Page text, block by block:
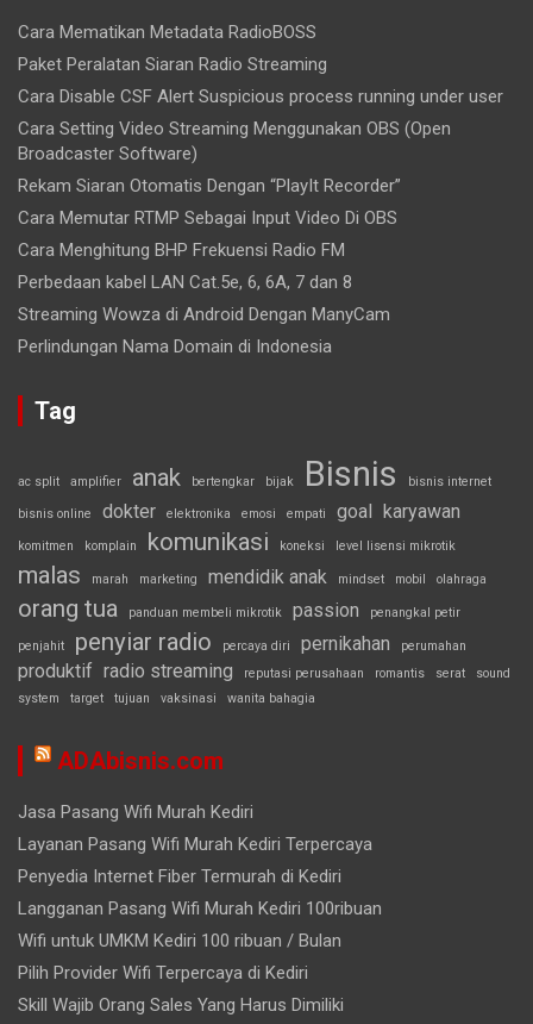
Cara Mematikan Metadata RadioBOSS
Paket Peralatan Siaran Radio Streaming
Cara Disable CSF Alert Suspicious process running under user
Cara Setting Video Streaming Menggunakan OBS (Open
Broadcaster Software)
Rekam Siaran Otomatis Dengan “PlayIt Recorder”
Cara Memutar RTMP Sebagai Input Video Di OBS
Cara Menghitung BHP Frekuensi Radio FM
Perbedaan kabel LAN Cat.5e, 6, 6A, 7 dan 8
Streaming Wowza di Android Dengan ManyCam
Perlindungan Nama Domain di Indonesia
Tag
ac split amplifier anak bertengkar bijak Bisnis bisnis internet
bisnis online dokter elektronika emosi empati goal karyawan
komitmen komplain komunikasi koneksi level lisensi mikrotik
malas marah marketing mendidik anak mindset mobil olahraga
orang tua panduan membeli mikrotik passion penangkal petir
penjahit penyiar radio percaya diri pernikahan perumahan
produktif radio streaming reputasi perusahaan romantis serat
sound
system
target tujuan vaksinasi wanita bahagia
ADAbisnis.com
Jasa Pasang Wifi Murah Kediri
Layanan Pasang Wifi Murah Kediri Terpercaya
Penyedia Internet Fiber Termurah di Kediri
Langganan Pasang Wifi Murah Kediri 100ribuan
Wifi untuk UMKM Kediri 100 ribuan / Bulan
Pilih Provider Wifi Terpercaya di Kediri
Skill Wajib Orang Sales Yang Harus Dimiliki